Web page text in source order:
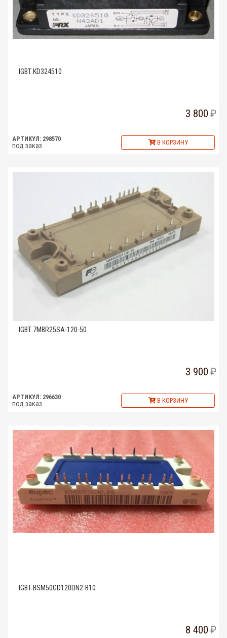
IGBT KD324510
3 800
АРТИКУЛ: 298570
под заказ В КОРЗИНУ
IGBT 7MBR25SA-120-50
3 900
АРТИКУЛ: 296630
под заказ В КОРЗИНУ
IGBT BSM50GD120DN2-B10
8 400